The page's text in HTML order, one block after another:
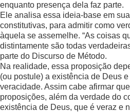
enquanto presença dela faz parte.
Ele analisa essa ideia-base em
constitutivas, para admitir como
àquela se assemelhe. “As coisas
distintamente são todas
parte do Discurso de Método.
Na realidade, essa proposição
(ou postule) a existência de Deus
veracidade. Assim cabe afirmar
proposições, além da verdade do
existência de Deus, que é veraz e